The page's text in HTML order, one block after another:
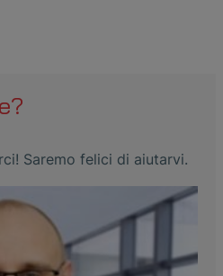
Saremo felici di aiutarvi.